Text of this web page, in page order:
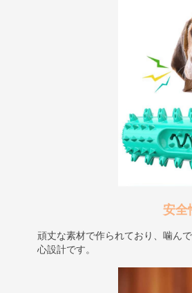
安全
頑丈な素材で作られており、噛ん
心設計です。